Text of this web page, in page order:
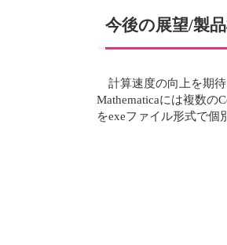
今後の展望/製
計算速度の向上を期
Mathematicaには複数の
をexeファイル形式で個